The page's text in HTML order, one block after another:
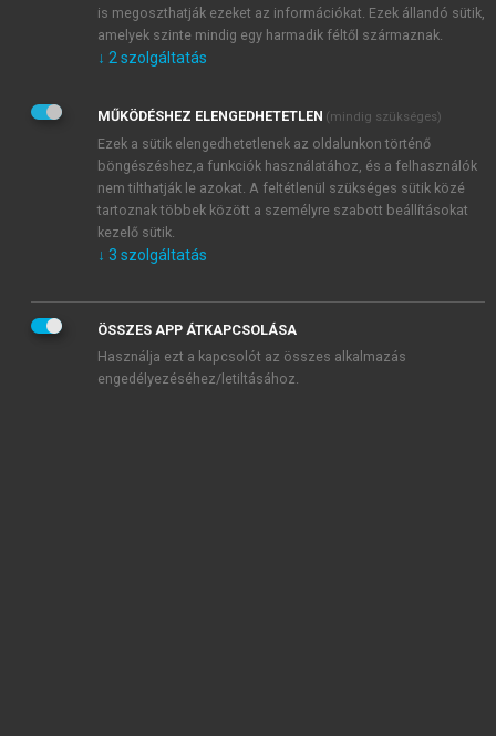
Kérek értesítést a MeRSZ újdonságairól, akcióiról.
Kérek értesítést az Akadémiai Kiadó Zrt. újdonságairól,
Adatkezelési tájékoztatóbanfoglaltakat tudomásul
veszem és elfogadom.
Általános vásárlási feltételeket, valamint a szotar.netés a
mersz.huoldalak licencszerződéseiben foglaltakat
tudomásul veszem és elfogadom.
KIPRÓBÁLOM
is megoszthatják ezeket az információkat. Ezek állandó sütik,
amelyek szinte mindig egy harmadik féltől származnak.
↓ 2 szolgáltatás
MŰKÖDÉSHEZ ELENGEDHETETLEN (mindig szükséges)
Ezek a sütik elengedhetetlenek az oldalunkon történő
böngészéshez,a funkciók használatához, és a felhasználók
nem tilthatják le azokat. A feltétlenül szükséges sütik közé
tartoznak többek között a személyre szabott beállításokat
kezelő sütik.
↓ 3 szolgáltatás
ÖSSZES APP ÁTKAPCSOLÁSA
Használja ezt a kapcsolót az összes alkalmazás
engedélyezéséhez/letiltásához.